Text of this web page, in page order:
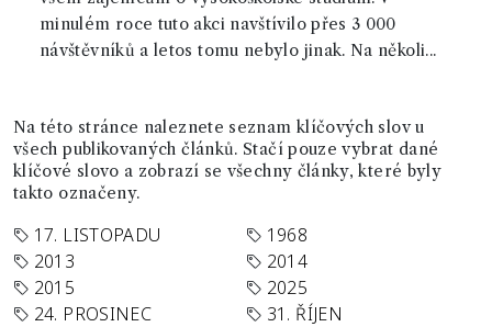
minulém roce tuto akci navštívilo přes 3 000
návštěvníků a letos tomu nebylo jinak. Na několi...
Na této stránce naleznete seznam klíčových slov u
všech publikovaných článků. Stačí pouze vybrat dané
klíčové slovo a zobrazí se všechny články, které byly
takto označeny.
17. LISTOPADU
1968
2013
2014
2015
2025
24. PROSINEC
31. ŘÍJEN